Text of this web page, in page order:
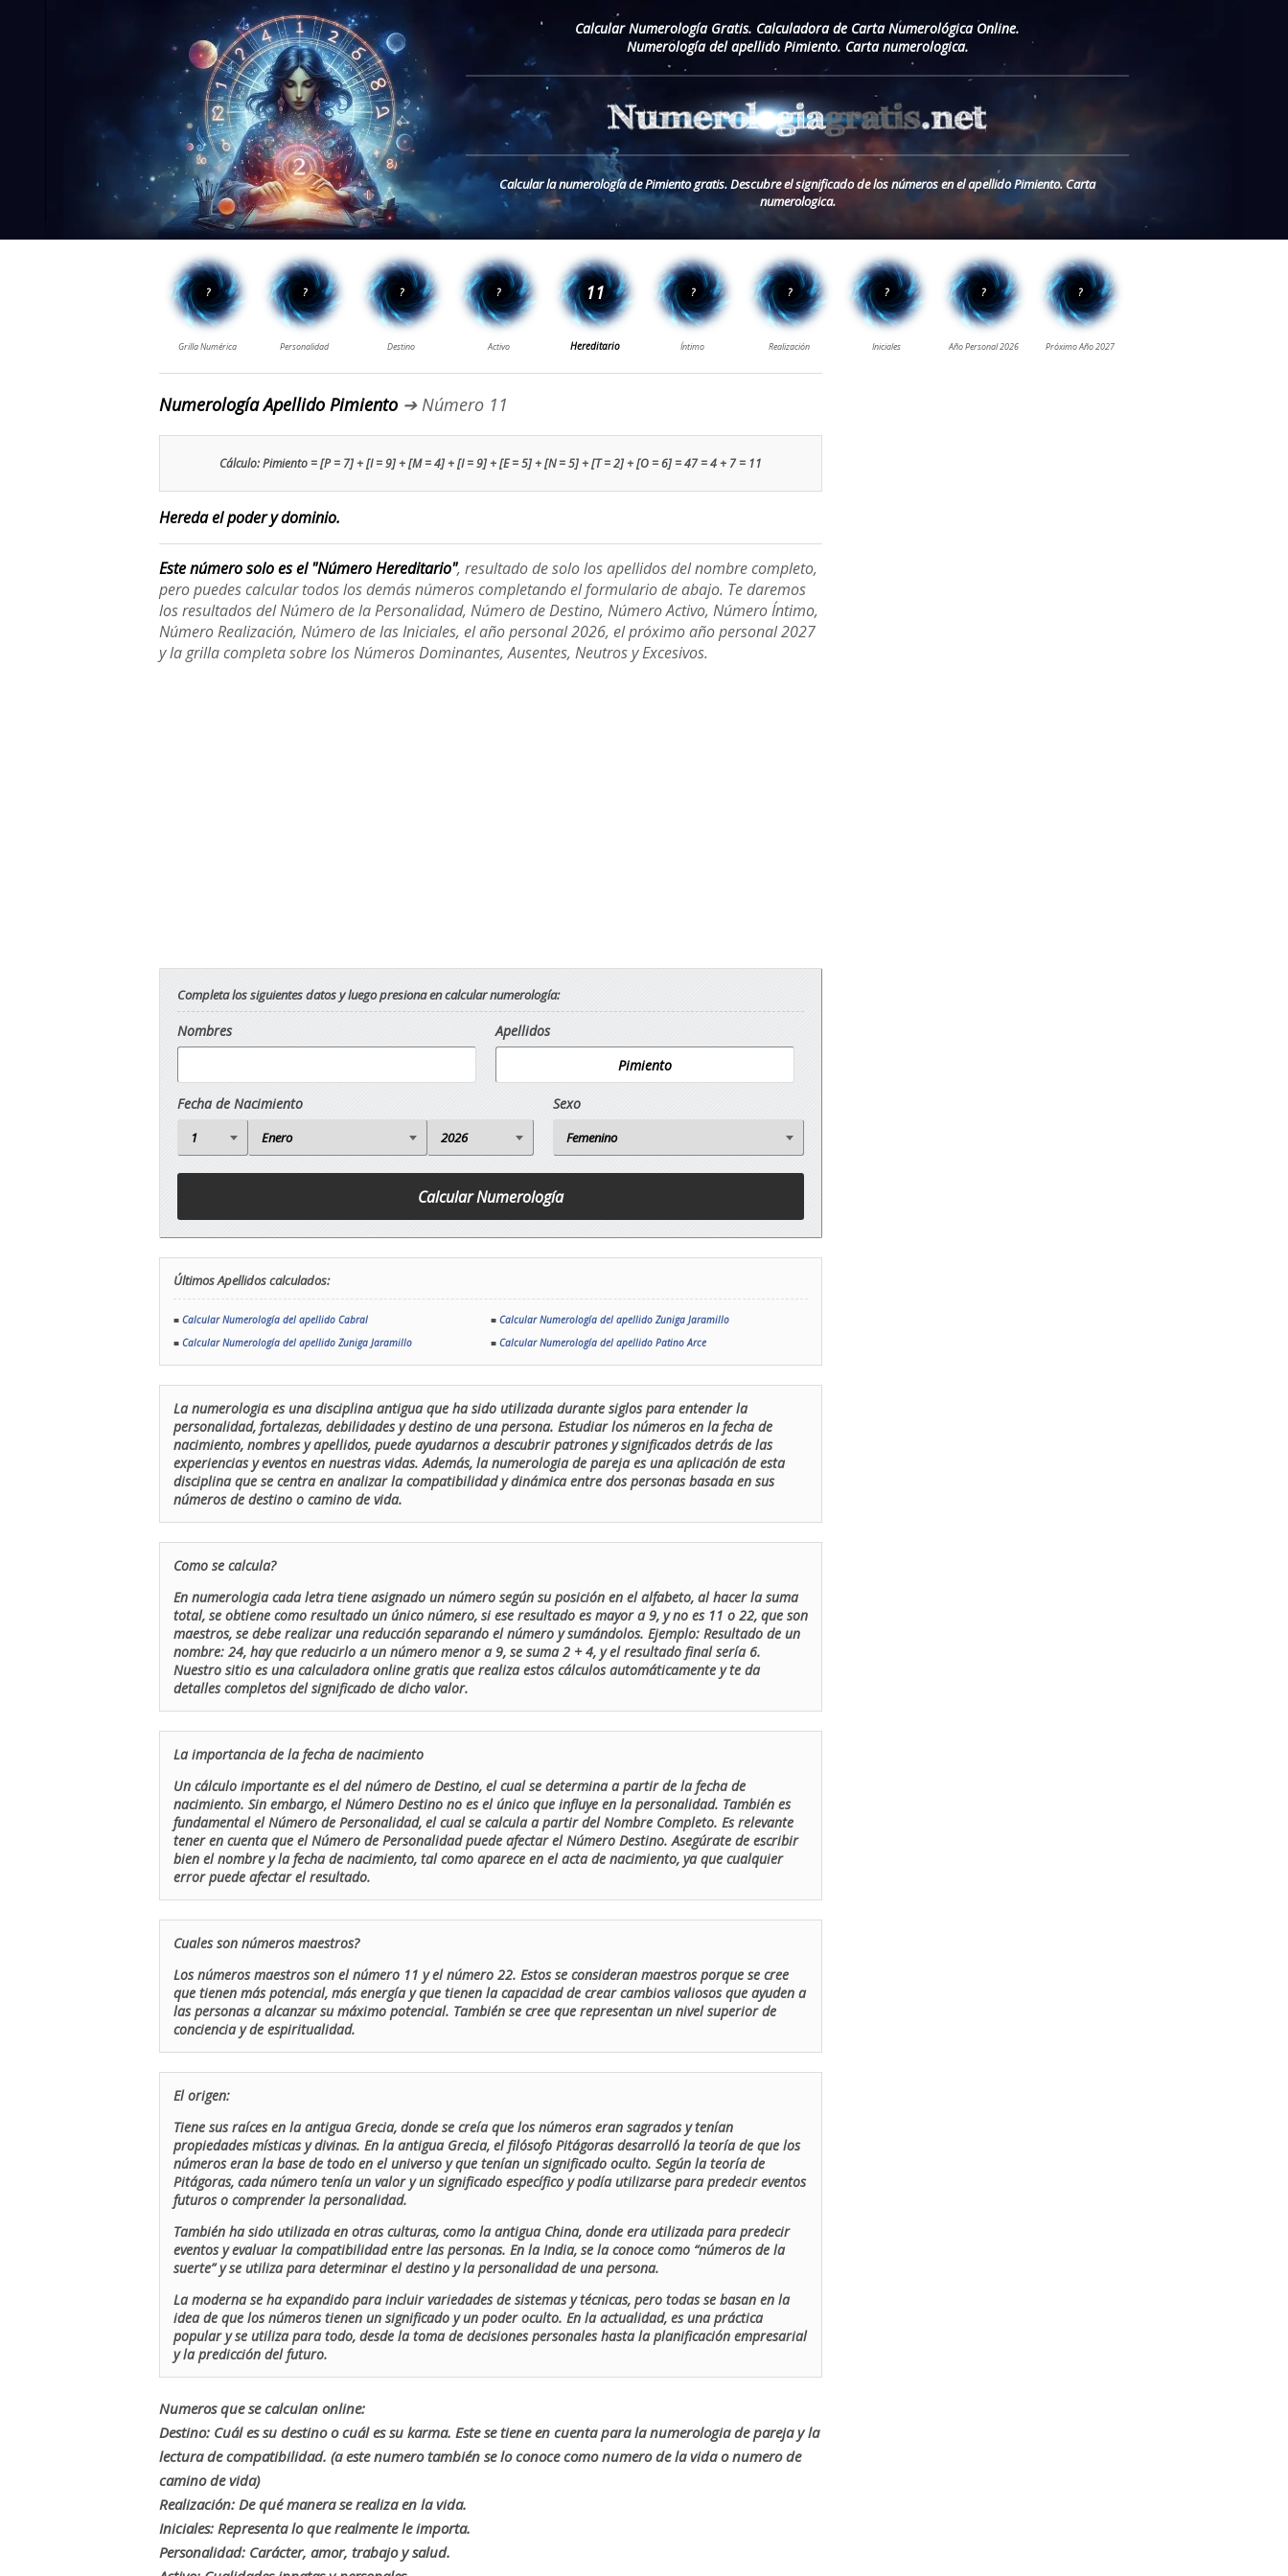
Calcular Numerología Gratis. Calculadora de Carta Numerológica Online.
Numerología del apellido Pimiento. Carta numerologica.
Calcular la numerología de Pimiento gratis. Descubre el significado de los números en el apellido Pimiento. Carta
numerologica.
Numerología Apellido Pimiento ➔ Número 11
Cálculo: Pimiento = [P = 7] + [I = 9] + [M = 4] + [I = 9] + [E = 5] + [N = 5] + [T = 2] + [O = 6] = 47 = 4 + 7 = 11
Hereda el poder y dominio.
Este número solo es el "Número Hereditario", resultado de solo los apellidos del nombre completo,
pero puedes calcular todos los demás números completando el formulario de abajo. Te daremos
los resultados del Número de la Personalidad, Número de Destino, Número Activo, Número Íntimo,
Número Realización, Número de las Iniciales, el año personal 2026, el próximo año personal 2027
y la grilla completa sobre los Números Dominantes, Ausentes, Neutros y Excesivos.
Completa los siguientes datos y luego presiona en calcular numerología:
Nombres Apellidos
Fecha de Nacimiento Sexo
Últimos Apellidos calculados:
■ Calcular Numerología del apellido Cabral ■ Calcular Numerología del apellido Zuniga Jaramillo
■ Calcular Numerología del apellido Zuniga Jaramillo ■ Calcular Numerología del apellido Patino Arce
La numerologia es una disciplina antigua que ha sido utilizada durante siglos para entender la
personalidad, fortalezas, debilidades y destino de una persona. Estudiar los números en la fecha de
nacimiento, nombres y apellidos, puede ayudarnos a descubrir patrones y significados detrás de las
experiencias y eventos en nuestras vidas. Además, la numerologia de pareja es una aplicación de esta
disciplina que se centra en analizar la compatibilidad y dinámica entre dos personas basada en sus
números de destino o camino de vida.
Como se calcula?
En numerologia cada letra tiene asignado un número según su posición en el alfabeto, al hacer la suma
total, se obtiene como resultado un único número, si ese resultado es mayor a 9, y no es 11 o 22, que son
maestros, se debe realizar una reducción separando el número y sumándolos. Ejemplo: Resultado de un
nombre: 24, hay que reducirlo a un número menor a 9, se suma 2 + 4, y el resultado final sería 6.
Nuestro sitio es una calculadora online gratis que realiza estos cálculos automáticamente y te da
detalles completos del significado de dicho valor.
La importancia de la fecha de nacimiento
Un cálculo importante es el del número de Destino, el cual se determina a partir de la fecha de
nacimiento. Sin embargo, el Número Destino no es el único que influye en la personalidad. También es
fundamental el Número de Personalidad, el cual se calcula a partir del Nombre Completo. Es relevante
tener en cuenta que el Número de Personalidad puede afectar el Número Destino. Asegúrate de escribir
bien el nombre y la fecha de nacimiento, tal como aparece en el acta de nacimiento, ya que cualquier
error puede afectar el resultado.
Cuales son números maestros?
Los números maestros son el número 11 y el número 22. Estos se consideran maestros porque se cree
que tienen más potencial, más energía y que tienen la capacidad de crear cambios valiosos que ayuden a
las personas a alcanzar su máximo potencial. También se cree que representan un nivel superior de
conciencia y de espiritualidad.
El origen:
Tiene sus raíces en la antigua Grecia, donde se creía que los números eran sagrados y tenían
propiedades místicas y divinas. En la antigua Grecia, el filósofo Pitágoras desarrolló la teoría de que los
números eran la base de todo en el universo y que tenían un significado oculto. Según la teoría de
Pitágoras, cada número tenía un valor y un significado específico y podía utilizarse para predecir eventos
futuros o comprender la personalidad.
También ha sido utilizada en otras culturas, como la antigua China, donde era utilizada para predecir
eventos y evaluar la compatibilidad entre las personas. En la India, se la conoce como “números de la
suerte” y se utiliza para determinar el destino y la personalidad de una persona.
La moderna se ha expandido para incluir variedades de sistemas y técnicas, pero todas se basan en la
idea de que los números tienen un significado y un poder oculto. En la actualidad, es una práctica
popular y se utiliza para todo, desde la toma de decisiones personales hasta la planificación empresarial
y la predicción del futuro.
Numeros que se calculan online:
Destino: Cuál es su destino o cuál es su karma. Este se tiene en cuenta para la numerologia de pareja y la
lectura de compatibilidad. (a este numero también se lo conoce como numero de la vida o numero de
camino de vida)
Realización: De qué manera se realiza en la vida.
Iniciales: Representa lo que realmente le importa.
Personalidad: Carácter, amor, trabajo y salud.